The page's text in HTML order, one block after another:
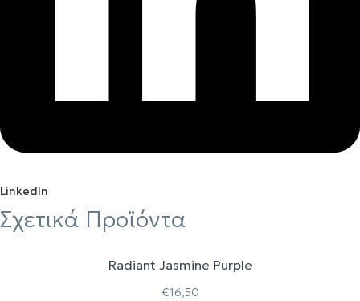
LinkedIn
Σχετικά Προϊόντα
Radiant Jasmine Purple
€16,50